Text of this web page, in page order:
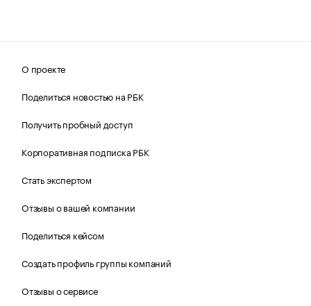
О проекте
Поделиться новостью на РБК
Получить пробный доступ
Корпоративная подписка РБК
Стать экспертом
Отзывы о вашей компании
Поделиться кейсом
Создать профиль группы компаний
Отзывы о сервисе